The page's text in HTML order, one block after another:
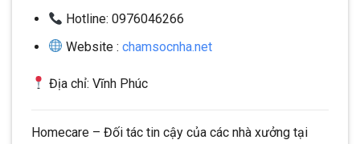
Hotline: 0976046266
Website :chamsocnha.net
Địa chỉ: Vĩnh Phúc
Homecare – Đối tác tin cậy của các nhà xưởng tại